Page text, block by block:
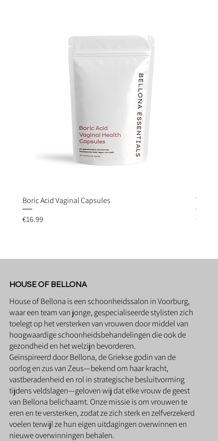
Quick View
Boric Acid Vaginal Capsules
Price
€16.99
Price
€6.95
HOUSE OF BELLONA
House of Bellona is een schoonheidssalon in Voorburg,
waar een team van jonge, gespecialiseerde stylisten zich
toelegt op het versterken van vrouwen door middel van
hoogwaardige schoonheidsbehandelingen die ook de
gezondheid en het welzijn bevorderen.
Geïnspireerd door Bellona, de Griekse godin van de
oorlog en zus van Zeus—bekend om haar kracht,
vastberadenheid en rol in strategische besluitvorming
tijdens veldslagen—geloven wij dat elke vrouw de geest
van Bellona belichaamt. Onze missie is om vrouwen te
eren en te versterken, zodat ze zich sterk en zelfverzekerd
voelen terwijl ze hun eigen uitdagingen overwinnen en
nieuwe overwinningen behalen.